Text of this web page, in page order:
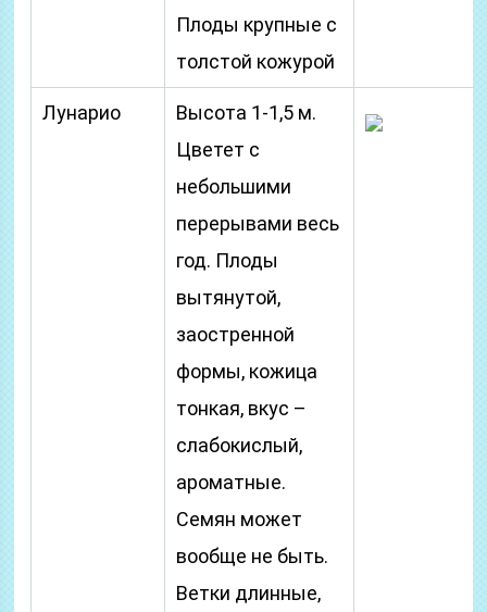
Плоды крупные с
толстой кожурой
Лунарио
Высота 1-1,5 м.
Цветет с
небольшими
перерывами весь
год. Плоды
вытянутой,
заостренной
формы, кожица
тонкая, вкус –
слабокислый,
ароматные.
Семян может
вообще не быть.
Ветки длинные,